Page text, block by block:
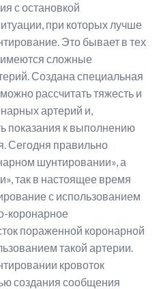
с остановкой
при которых лучше
Это бывает в тех
имеются сложные
Создана специальная
рассчитать тяжесть и
артерий и,
показания к выполнению
Сегодня правильно
шунтировании», а
так в настоящее время
с использованием
коронарное
пораженной коронарной
такой артерии.
кровоток
создания сообщения